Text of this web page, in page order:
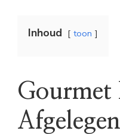
Inhoud toon
Gourmet